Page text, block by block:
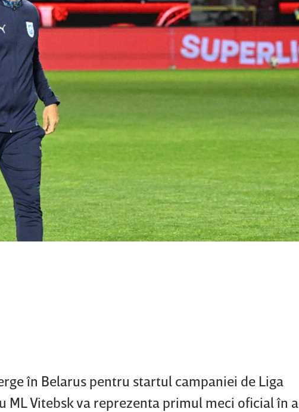
în Belarus pentru startul campaniei de Liga
ML Vitebsk va reprezenta primul meci oficial în